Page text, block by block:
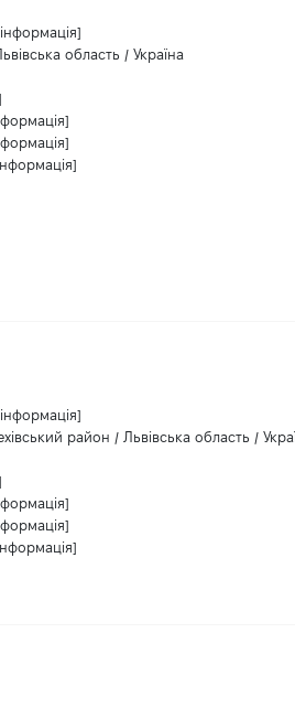
область / Україна
район / Львівська область /